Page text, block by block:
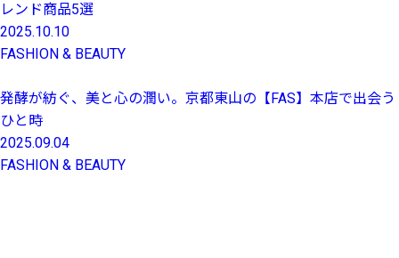
レンド商品5選
2025.10.10
FASHION & BEAUTY
発酵が紡ぐ、美と心の潤い。京都東山の【FAS】本店で出会う
ひと時
2025.09.04
FASHION & BEAUTY